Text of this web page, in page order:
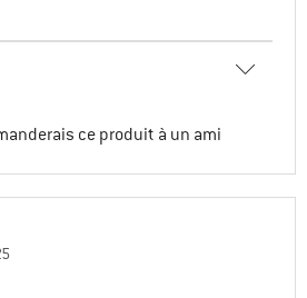
ce produit à un ami